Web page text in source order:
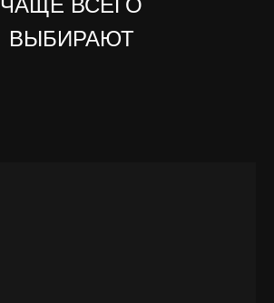
ЧАЩЕ ВСЕГО
ВЫБИРАЮТ